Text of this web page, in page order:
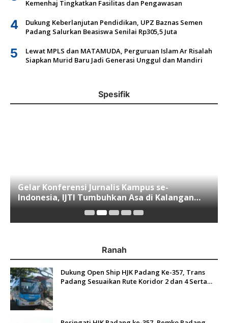
Kemenhaj Tingkatkan Fasilitas dan Pengawasan
4
Dukung Keberlanjutan Pendidikan, UPZ Baznas Semen
Padang Salurkan Beasiswa Senilai Rp305,5 Juta
5
Lewat MPLS dan MATAMUDA, Perguruan Islam Ar Risalah
Siapkan Murid Baru Jadi Generasi Unggul dan Mandiri
Spesifik
Gelar Konferensi Jurnalis Kampus se-
Indonesia, IJTI Tumbuhkan Asa di Kalangan
Jurnalis Muda di Era Disruspi Digital
Ranah
Dukung Open Ship HJK Padang Ke-357, Trans
Padang Sesuaikan Rute Koridor 2 dan 4 Serta